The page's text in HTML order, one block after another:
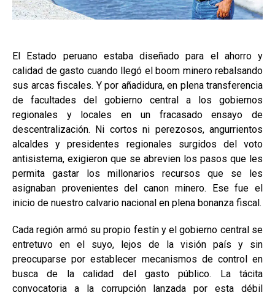
El Estado peruano estaba diseñado para el ahorro y
calidad de gasto cuando llegó el boom minero rebalsando
sus arcas fiscales. Y por añadidura, en plena transferencia
de facultades del gobierno central a los gobiernos
regionales y locales en un fracasado ensayo de
descentralización. Ni cortos ni perezosos, angurrientos
alcaldes y presidentes regionales surgidos del voto
antisistema, exigieron que se abrevien los pasos que les
permita gastar los millonarios recursos que se les
asignaban provenientes del canon minero. Ese fue el
inicio de nuestro calvario nacional en plena bonanza fiscal.
Cada región armó su propio festín y el gobierno central se
entretuvo en el suyo, lejos de la visión país y sin
preocuparse por establecer mecanismos de control en
busca de la calidad del gasto público. La tácita
convocatoria a la corrupción lanzada por esta débil